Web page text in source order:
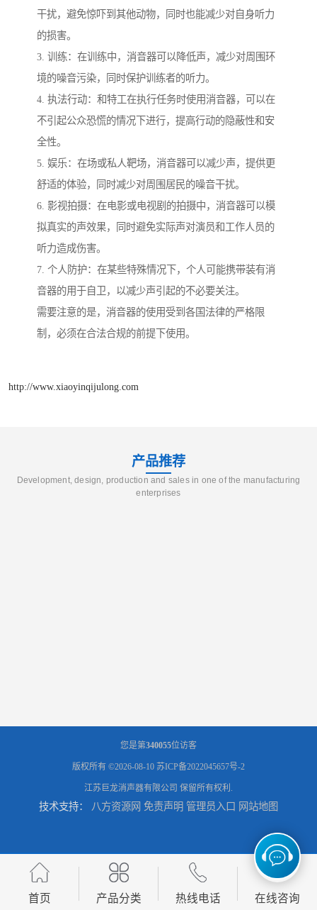
干扰，避免惊吓到其他动物，同时也能减少对自身听力
的损害。
3. 训练：在训练中，消音器可以降低声，减少对周围环
境的噪音污染，同时保护训练者的听力。
4. 执法行动：和特工在执行任务时使用消音器，可以在
不引起公众恐慌的情况下进行，提高行动的隐蔽性和安
全性。
5. 娱乐：在场或私人靶场，消音器可以减少声，提供更
舒适的体验，同时减少对周围居民的噪音干扰。
6. 影视拍摄：在电影或电视剧的拍摄中，消音器可以模
拟真实的声效果，同时避免实际声对演员和工作人员的
听力造成伤害。
7. 个人防护：在某些特殊情况下，个人可能携带装有消
音器的用于自卫，以减少声引起的不必要关注。
需要注意的是，消音器的使用受到各国法律的严格限
制，必须在合法合规的前提下使用。
http://www.xiaoyinqijulong.com
产品推荐
Development, design, production and sales in one of the manufacturing
enterprises
您是第340055位访客
版权所有 ©2026-08-10 苏ICP备2022045657号-2
江苏巨龙消声器有限公司 保留所有权利.
技术支持： 八方资源网 免责声明 管理员入口 网站地图
首页 产品分类 热线电话 在线咨询